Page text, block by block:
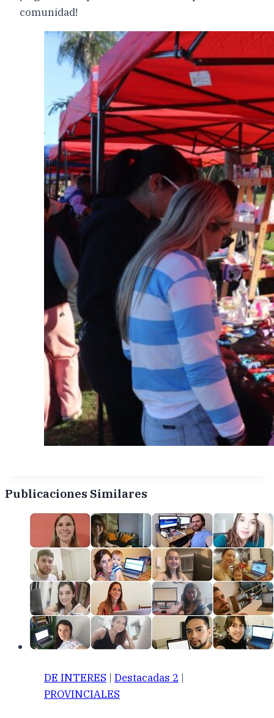
comunidad!
Publicaciones Similares
DE INTERES | Destacadas 2 |
PROVINCIALES